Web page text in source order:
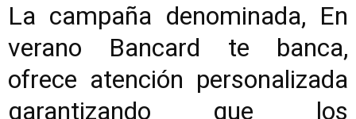
La campaña denominada, En
verano Bancard te banca,
ofrece atención personalizada
garantizando que los